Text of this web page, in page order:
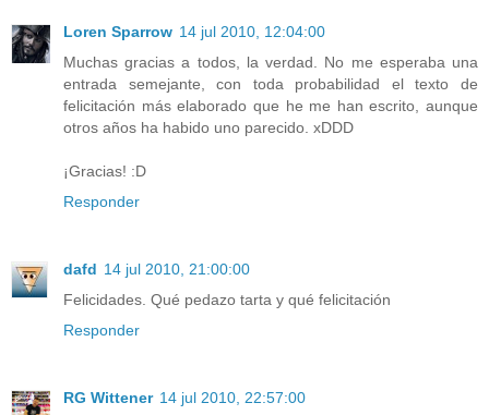
Loren Sparrow 14 jul 2010, 12:04:00
Muchas gracias a todos, la verdad. No me esperaba una
entrada semejante, con toda probabilidad el texto de
felicitación más elaborado que he me han escrito, aunque
otros años ha habido uno parecido. xDDD
¡Gracias! :D
Responder
dafd 14 jul 2010, 21:00:00
Felicidades. Qué pedazo tarta y qué felicitación
Responder
RG Wittener 14 jul 2010, 22:57:00